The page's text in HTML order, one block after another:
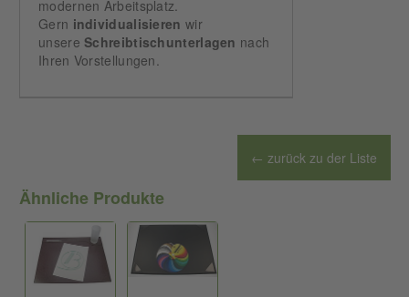
modernen Arbeitsplatz.
Gern individualisieren wir
unsere Schreibtischunterlagen nach
Ihren Vorstellungen.
← zurück zu der Liste
Ähnliche Produkte